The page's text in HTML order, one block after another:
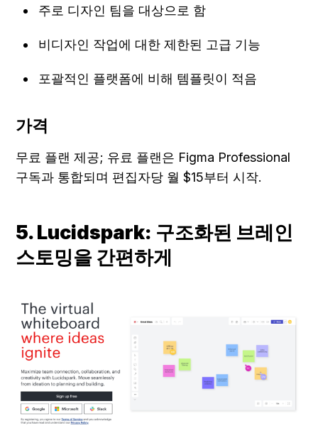
주로 디자인 팀을 대상으로 함
비디자인 작업에 대한 제한된 고급 기능
포괄적인 플랫폼에 비해 템플릿이 적음
가격
무료 플랜 제공; 유료 플랜은 Figma Professional
구독과 통합되며 편집자당 월 $15부터 시작.
5. Lucidspark: 구조화된 브레인
스토밍을 간편하게